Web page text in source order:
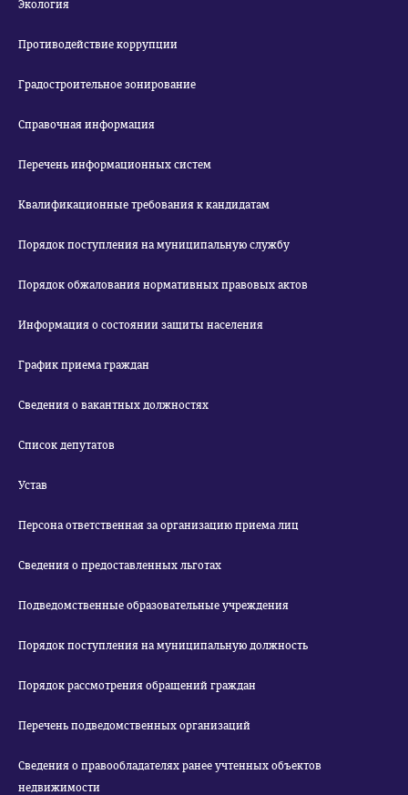
Экология
Противодействие коррупции
Градостроительное зонирование
Справочная информация
Перечень информационных систем
Квалификационные требования к кандидатам
Порядок поступления на муниципальную службу
Порядок обжалования нормативных правовых актов
Информация о состоянии защиты населения
График приема граждан
Сведения о вакантных должностях
Список депутатов
Устав
Персона ответственная за организацию приема лиц
Сведения о предоставленных льготах
Подведомственные образовательные учреждения
Порядок поступления на муниципальную должность
Порядок рассмотрения обращений граждан
Перечень подведомственных организаций
Сведения о правообладателях ранее учтенных объектов
недвижимости